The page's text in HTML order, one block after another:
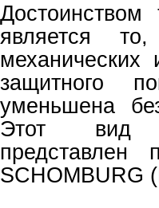
Достоинством
является
защитного
уменьшена
Этот вид
представлен
SCHOMBURG